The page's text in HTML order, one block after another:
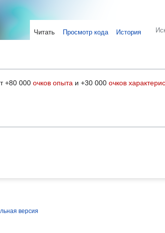
+80 000 очков опыта и +30 000 очков
Читать Просмотр кода История
версия